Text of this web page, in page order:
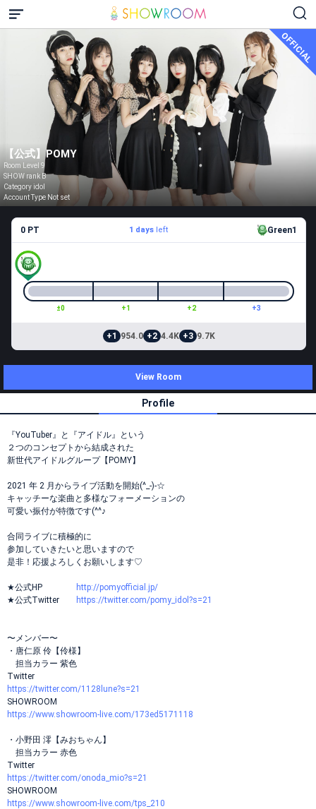
OFFICIAL
【公式】POMY
Room Level 9
SHOW rank B
Category idol
Account Type Not set
0 PT 1 daysleft Green1
±0 +1 +2 +3
+1 954.0 +2 4.4K +3 9.7K
View Room
Profile
『YouTuber』と『アイドル』という
２つのコンセプトから結成された
新世代アイドルグループ【POMY】
2021 年 2 月からライブ活動を開始(^_-)-☆
キャッチーな楽曲と多様なフォーメーションの
可愛い振付が特徴です(^^♪
合同ライブに積極的に
参加していきたいと思いますので
是非！応援よろしくお願いします♡
★公式HP
http://pomyofficial.jp/
★公式Twitter
https://twitter.com/pomy_idol?s=21
〜メンバー〜
・唐仁原 伶【伶様】
担当カラー 紫色
Twitter
https://twitter.com/1128lune?s=21
SHOWROOM
https://www.showroom-live.com/173ed5171118
・小野田 澪【みおちゃん】
担当カラー 赤色
Twitter
https://twitter.com/onoda_mio?s=21
SHOWROOM
https://www.showroom-live.com/tps_210